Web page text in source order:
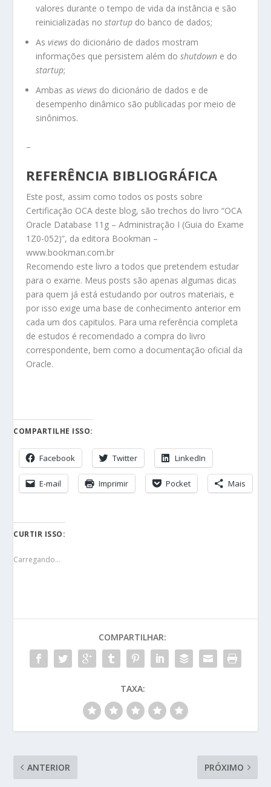
valores durante o tempo de vida da instância e são
reinicializadas no startupdo banco de dados;
As viewsdo dicionário de dados mostram
informações que persistem além do shutdowne do
startup;
Ambas as viewsdo dicionário de dados e de
desempenho dinâmico são publicadas por meio de
sinônimos.
–
REFERÊNCIA BIBLIOGRÁFICA
Este post, assim como todos os posts sobre
Certificação OCA deste blog, são trechos do livro “OCA
Oracle Database 11g – Administração I (Guia do Exame
1Z0-052)”, da editora Bookman –
www.bookman.com.br
Recomendo este livro a todos que pretendem estudar
para o exame. Meus posts são apenas algumas dicas
para quem já está estudando por outros materiais, e
por isso exige uma base de conhecimento anterior em
cada um dos capitulos. Para uma referência completa
de estudos é recomendado a compra do livro
correspondente, bem como a documentação oficial da
Oracle.
COMPARTILHE ISSO:
Facebook Twitter LinkedIn
E-mail Imprimir Pocket Mais
CURTIR ISSO:
Carregando...
COMPARTILHAR:
TAXA:
ANTERIOR PRÓXIMO